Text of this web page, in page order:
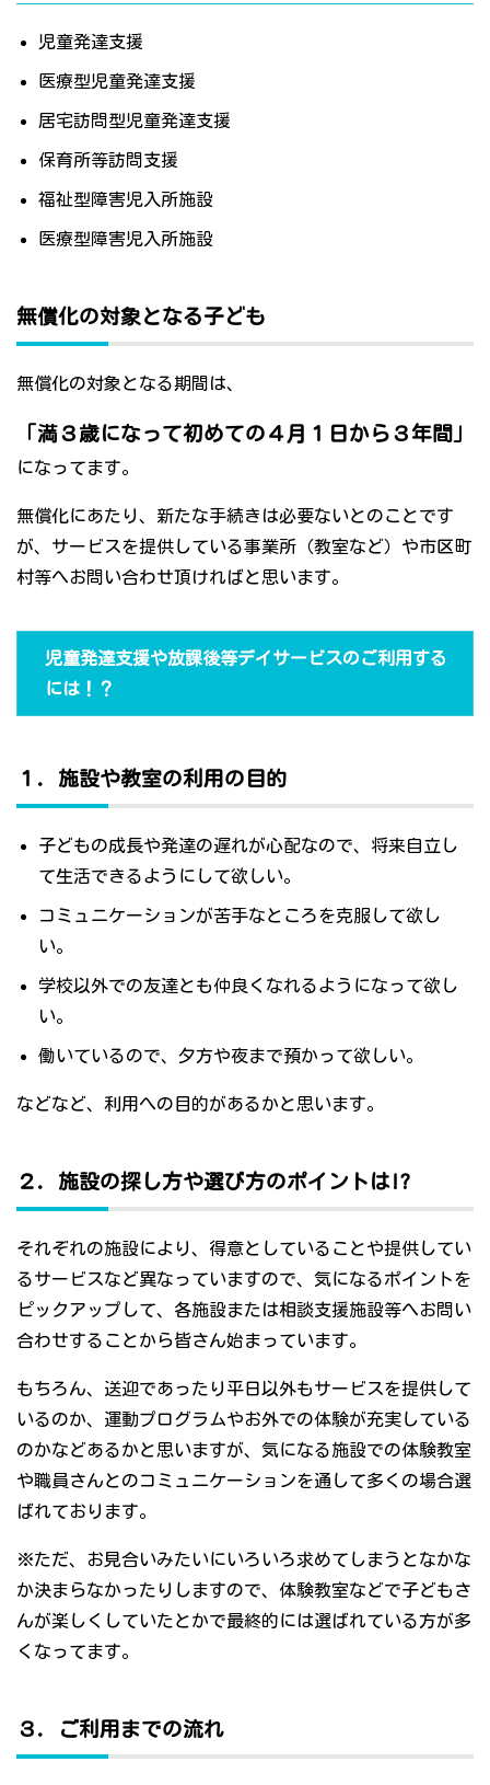
児童発達支援
医療型児童発達支援
居宅訪問型児童発達支援
保育所等訪問支援
福祉型障害児入所施設
医療型障害児入所施設
無償化の対象となる子ども
無償化の対象となる期間は、
「満３歳になって初めての４月１日から３年間」
になってます。
無償化にあたり、新たな手続きは必要ないとのことです
が、サービスを提供している事業所（教室など）や市区町
村等へお問い合わせ頂ければと思います。
児童発達支援や放課後等デイサービスのご利用する
には！？
１．施設や教室の利用の目的
子どもの成長や発達の遅れが心配なので、将来自立し
て生活できるようにして欲しい。
コミュニケーションが苦手なところを克服して欲し
い。
学校以外での友達とも仲良くなれるようになって欲し
い。
働いているので、夕方や夜まで預かって欲しい。
などなど、利用への目的があるかと思います。
２．施設の探し方や選び方のポイントは!?
それぞれの施設により、得意としていることや提供してい
るサービスなど異なっていますので、気になるポイントを
ピックアップして、各施設または相談支援施設等へお問い
合わせすることから皆さん始まっています。
もちろん、送迎であったり平日以外もサービスを提供して
いるのか、運動プログラムやお外での体験が充実している
のかなどあるかと思いますが、気になる施設での体験教室
や職員さんとのコミュニケーションを通して多くの場合選
ばれております。
※ただ、お見合いみたいにいろいろ求めてしまうとなかな
か決まらなかったりしますので、体験教室などで子どもさ
んが楽しくしていたとかで最終的には選ばれている方が多
くなってます。
３．ご利用までの流れ